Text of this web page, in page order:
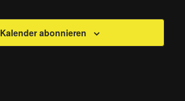
Kalender abonnieren